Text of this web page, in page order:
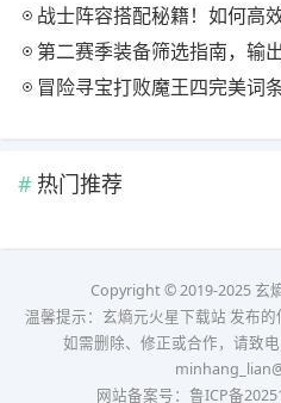
战士阵容搭配秘籍！如何高
第二赛季装备筛选指南，输
冒险寻宝打败魔王四完美词
热门推荐
Copyright © 2019-2025 玄
温馨提示：玄熵元火星下载站 发布的
如需删除、修正或合作，请致
网站备案号： 鲁ICP备